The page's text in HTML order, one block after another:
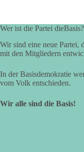
Wer ist die Partei dieBasis?
Wir sind eine neue Partei,
mit den Mitgliedern
In der Basisdemokratie
vom Volk entschieden.
Wir alle sind die Basis!